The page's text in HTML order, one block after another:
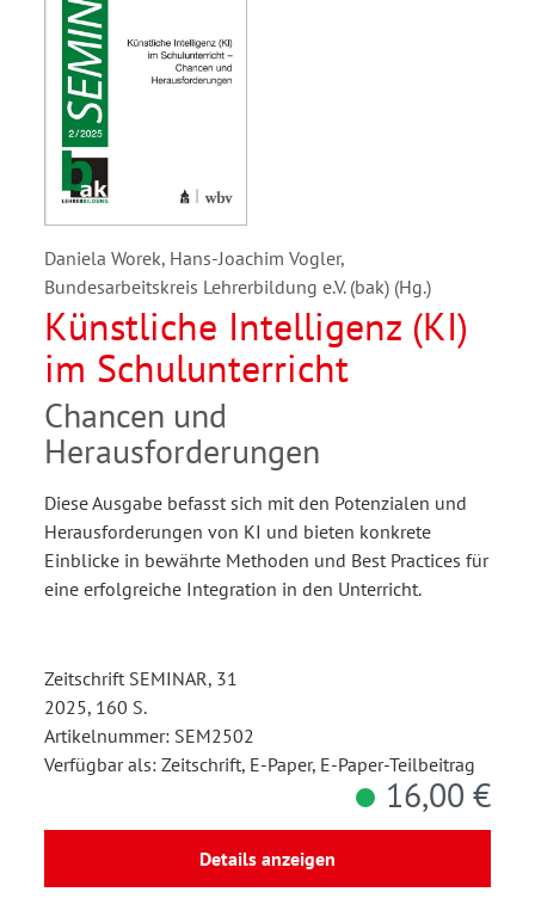
Daniela Worek, Hans-Joachim Vogler,
Bundesarbeitskreis Lehrerbildung e.V. (bak) (Hg.)
Künstliche Intelligenz (KI)
im Schulunterricht
Chancen und
Herausforderungen
Diese Ausgabe befasst sich mit den Potenzialen und
Herausforderungen von KI und bieten konkrete
Einblicke in bewährte Methoden und Best Practices für
eine erfolgreiche Integration in den Unterricht.
Zeitschrift SEMINAR, 31
2025, 160 S.
Artikelnummer: SEM2502
Verfügbar als: Zeitschrift, E-Paper, E-Paper-Teilbeitrag
16,00 €
Details anzeigen